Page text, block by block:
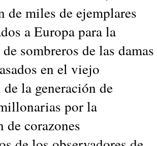
de miles de ejemplares
a Europa para la
sombreros de las damas
en el viejo
la generación de
por la
de corazones